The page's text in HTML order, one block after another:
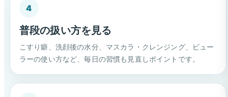
4
普段の扱い方を見る
こすり癖、洗顔後の水分、マスカラ・クレンジング、ビュー
ラーの使い方など、毎日の習慣も見直しポイントです。